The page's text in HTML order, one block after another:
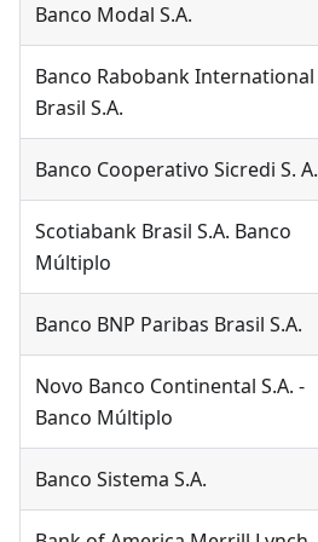
Banco Modal S.A.
Banco Rabobank International
Brasil S.A.
Banco Cooperativo Sicredi S. A.
Scotiabank Brasil S.A. Banco
Múltiplo
Banco BNP Paribas Brasil S.A.
Novo Banco Continental S.A. -
Banco Múltiplo
Banco Sistema S.A.